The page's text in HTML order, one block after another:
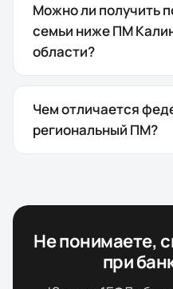
Можно ли получить
семьи ниже ПМ
области?
Чем отличается
региональный ПМ?
Не понимаете,
при